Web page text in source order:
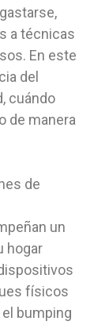
a técnicas
En este
del
cuándo
de manera
de
un
hogar
físicos
bumping